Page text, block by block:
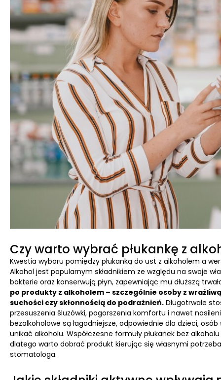
Czy warto wybrać płukankę z
Kwestia wyboru pomiędzy płukanką do ust z alkoholem a
Alkohol jest popularnym składnikiem ze względu na swoje
bakterie oraz konserwują płyn, zapewniając mu dłuższą
po produkty z alkoholem – szczególnie osoby z
suchości czy skłonnością do podrażnień. Długotrwałe
przesuszenia śluzówki, pogorszenia komfortu i nawet
bezalkoholowe są łagodniejsze, odpowiednie dla dzieci,
unikać alkoholu. Współczesne formuły płukanek bez
dlatego warto dobrać produkt kierując się własnymi
stomatologa.